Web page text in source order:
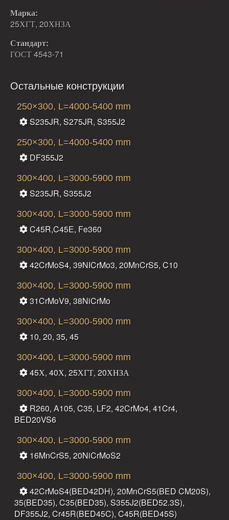
Марка:
25ХГТ, 20ХНЗА
Стандарт:
ГОСТ 4543-71
Остальные конструкции
250×300, L=4000-5400 mm
S235JR, S275JR, S355J2
250×300, L=4000-5400 mm
DF355J2
300×400, L=3000-5900 mm
S235JR, S355J2
300×400, L=3000-5900 mm
C45R,C45E, Fe360
300×400, L=3000-5900 mm
42CrMoS4, 39NICrMo3, 20MnCrS5, C10
300×400, L=3000-5900 mm
31CrMoV9, 38NiCrMo
300×400, L=3000-5900 mm
10, 20, 35, 45
300×400, L=3000-5900 mm
45Х, 40Х, 25ХГТ, 20ХНЗА
300×400, L=3000-5900 mm
R260, A105, C35, LF2, 42CrMo4, 41Cr4,
BED20VS6
300×400, L=3000-5900 mm
16MnCrS5, 20NiCrMoS2
300×400, L=3000-5900 mm
42CrMoS4(BED42DH), 20MnCrS5(BED CM20S),
35(BED35), C35(BED35), S355J2(BED52.3S),
DF355J2, Cr45R(BED45C), C45R(BED45S)